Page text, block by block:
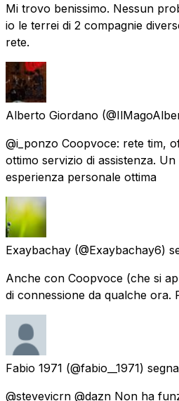
Mi trovo benissimo. Nessun
io le terrei di 2 compagnie
rete.
Alberto Giordano
@i_ponzo Coopvoce: rete tim,
ottimo servizio di assistenza.
esperienza personale ottima
Exaybachay (@Exaybachay6)
Anche con Coopvoce (che si
di connessione da qualche ora.
Fabio 1971 (@fabio__1971)
@stevevicrn @dazn Non ha